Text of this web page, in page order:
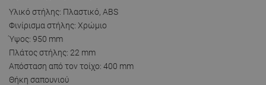
Υλικό στήλης: Πλαστικό, ABS
Φινίρισμα στήλης: Χρώμιο
Ύψος: 950 mm
Πλάτος στήλης: 22 mm
Απόσταση από τον τοίχο: 400 mm
Θήκη σαπουνιού